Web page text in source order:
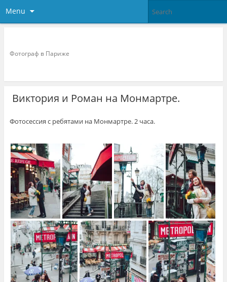
Menu
Фотограф в Париже
Виктория и Роман на Монмартре.
Фотосессия с ребятами на Монмартре. 2 часа.